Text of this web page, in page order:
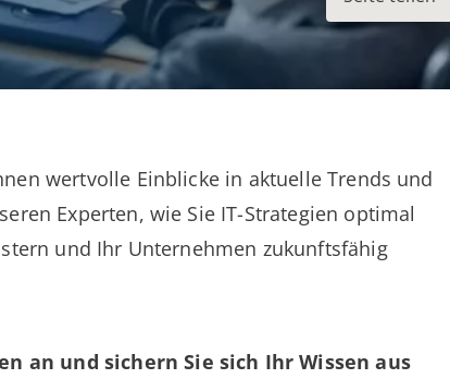
wertvolle Einblicke in aktuelle Trends und
Experten, wie Sie IT-Strategien optimal
und Ihr Unternehmen zukunftsfähig
an und sichern Sie sich Ihr Wissen aus